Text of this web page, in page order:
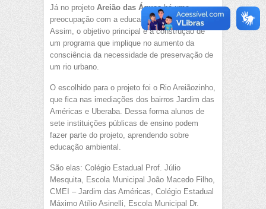
Já no projeto Areião das Águashá uma
preocupação com a educação ambiental.
Assim, o objetivo principal é a construção de
um programa que implique no aumento da
consciência da necessidade de preservação de
um rio urbano.
O escolhido para o projeto foi o Rio Areiãozinho,
que fica nas imediações dos bairros Jardim das
Américas e Uberaba. Dessa forma alunos de
sete instituições públicas de ensino podem
fazer parte do projeto, aprendendo sobre
educação ambiental.
São elas: Colégio Estadual Prof. Júlio
Mesquita, Escola Municipal João Macedo Filho,
CMEI – Jardim das Américas, Colégio Estadual
Máximo Atílio Asinelli, Escola Municipal Dr.